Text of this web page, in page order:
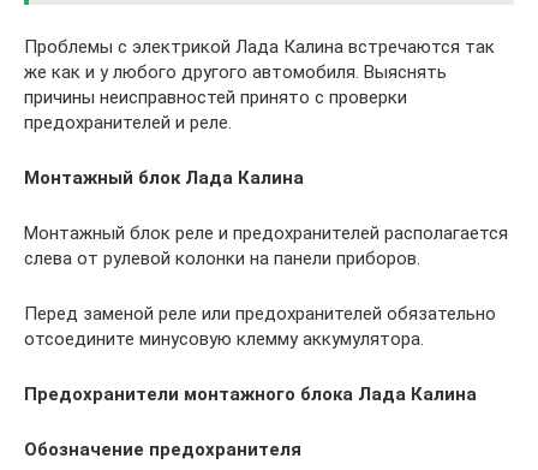
Проблемы с электрикой Лада Калина встречаются так
же как и у любого другого автомобиля. Выяснять
причины неисправностей принято с проверки
предохранителей и реле.
Монтажный блок Лада Калина
Монтажный блок реле и предохра­нителей располагается
слева от рулевой колонки на панели прибо­ров.
Перед заменой реле или предохраните­лей обязательно
отсоедините минусовую клемму аккумулятора.
Предохранители монтажного блока Лада Калина
Обозначение предохранителя